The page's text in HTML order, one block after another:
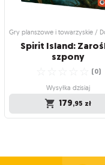
Produkt niedostępny
Spirit Island:
szpony
(0)
Wysyłka dzisiaj
179,95 zł
szpony